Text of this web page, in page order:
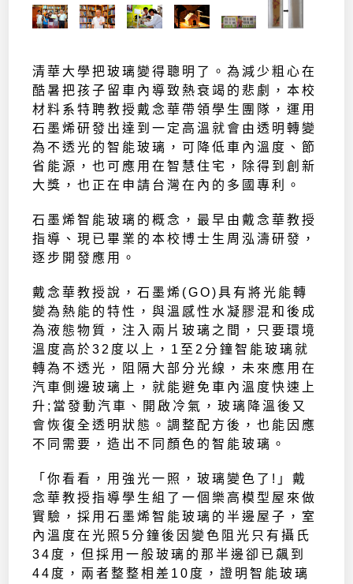
清華大學把玻璃變得聰明了。為減少粗心在
酷暑把孩子留車內導致熱衰竭的悲劇，本校
材料系特聘教授戴念華帶領學生團隊，運用
石墨烯研發出達到一定高溫就會由透明轉變
為不透光的智能玻璃，可降低車內溫度、節
省能源，也可應用在智慧住宅，除得到創新
大獎，也正在申請台灣在內的多國專利。
石墨烯智能玻璃的概念，最早由戴念華教授
指導、現已畢業的本校博士生周泓濤研發，
逐步開發應用。
戴念華教授說，石墨烯(GO)具有將光能轉
變為熱能的特性，與溫感性水凝膠混和後成
為液態物質，注入兩片玻璃之間，只要環境
溫度高於32度以上，1至2分鐘智能玻璃就
轉為不透光，阻隔大部分光線，未來應用在
汽車側邊玻璃上，就能避免車內溫度快速上
升;當發動汽車、開啟冷氣，玻璃降溫後又
會恢復全透明狀態。調整配方後，也能因應
不同需要，造出不同顏色的智能玻璃。
「你看看，用強光一照，玻璃變色了!」戴
念華教授指導學生組了一個樂高模型屋來做
實驗，採用石墨烯智能玻璃的半邊屋子，室
內溫度在光照5分鐘後因變色阻光只有攝氏
34度，但採用一般玻璃的那半邊卻已飆到
44度，兩者整整相差10度，證明智能玻璃